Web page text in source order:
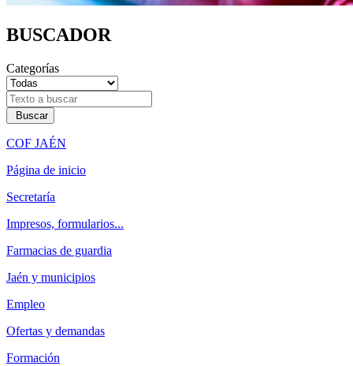
BUSCADOR
Categorías
Buscar
COF JAÉN
Página de inicio
Secretaría
Impresos, formularios...
Farmacias de guardia
Jaén y municipios
Empleo
Ofertas y demandas
Formación